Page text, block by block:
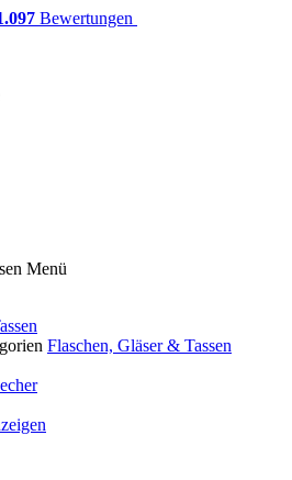
Bewertungen
Menü
Flaschen, Gläser & Tassen